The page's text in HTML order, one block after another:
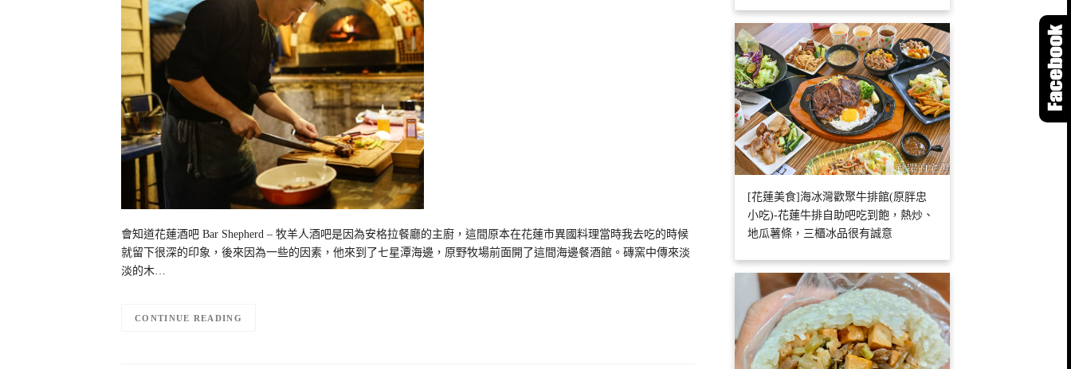
會知道花蓮酒吧 Bar Shepherd – 牧羊人酒吧是因為安格拉餐廳的主廚，這間原本在花蓮市異國料理當時我去吃的時候
就留下很深的印象，後來因為一些的因素，他來到了七星潭海邊，原野牧場前面開了這間海邊餐酒館。磚窯中傳來淡
淡的木…
CONTINUE READING
[花蓮美食]海冰灣歡聚牛排館(原胖忠
小吃)-花蓮牛排自助吧吃到飽，熱炒、
地瓜薯條，三櫃冰品很有誠意